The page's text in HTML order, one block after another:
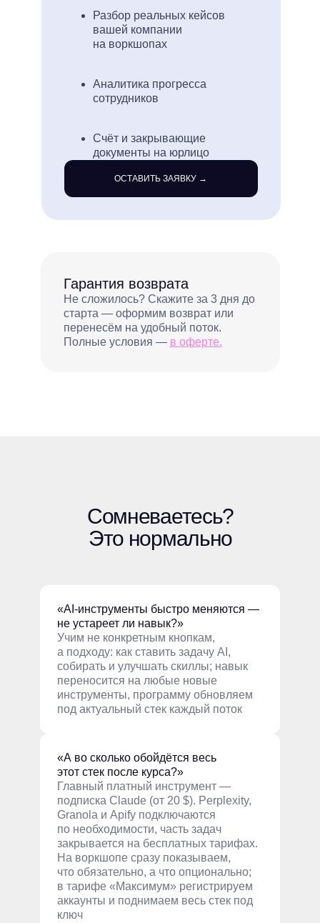
Разбор реальных кейсов
вашей компании
на воркшопах
Аналитика прогресса
сотрудников
Счёт и закрывающие
документы на юрлицо
ОСТАВИТЬ ЗАЯВКУ →
Гарантия возврата
Не сложилось? Скажите за 3 дня до
старта — оформим возврат или
перенесём на удобный поток.
Полные условия — в оферте.
Сомневаетесь?
Это нормально
«AI-инструменты быстро меняются —
не устареет ли навык?»
Учим не конкретным кнопкам,
а подходу: как ставить задачу AI,
собирать и улучшать скиллы; навык
переносится на любые новые
инструменты, программу обновляем
под актуальный стек каждый поток
«А во сколько обойдётся весь
этот стек после курса?»
Главный платный инструмент —
подписка Claude (от 20 $). Perplexity,
Granola и Apify подключаются
по необходимости, часть задач
закрывается на бесплатных тарифах.
На воркшопе сразу показываем,
что обязательно, а что опционально;
в тарифе «Максимум» регистрируем
аккаунты и поднимаем весь стек под
ключ